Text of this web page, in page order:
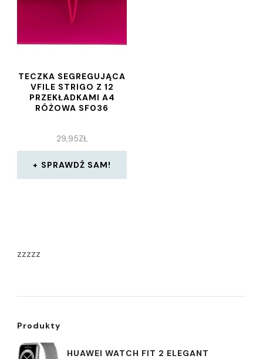
TECZKA SEGREGUJĄCA
VFILE STRIGO Z 12
PRZEKŁADKAMI A4
RÓŻOWA SF036
29,95ZŁ
SPRAWDŹ SAM!
zzzzz
Produkty
HUAWEI WATCH FIT 2 ELEGANT